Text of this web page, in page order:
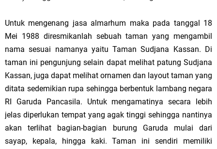
Untuk mengenang jasa almarhum maka pada tanggal 18
Mei 1988 diresmikanlah sebuah taman yang mengambil
nama sesuai namanya yaitu Taman Sudjana Kassan. Di
taman ini pengunjung selain dapat melihat patung Sudjana
Kassan, juga dapat melihat ornamen dan layout taman yang
ditata sedemikian rupa sehingga berbentuk lambang negara
RI Garuda Pancasila. Untuk mengamatinya secara lebih
jelas diperlukan tempat yang agak tinggi sehingga nantinya
akan terlihat bagian-bagian burung Garuda mulai dari
sayap, kepala, hingga kaki.Taman ini sendiri memiliki